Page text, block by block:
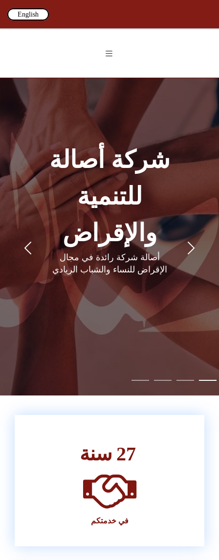
English
شركة أصالة
للتنمية
والإقراض
أصالة شركة رائدة في مجال
الإقراض للنساء والشباب الريادي
27 سنة
في خدمتكم